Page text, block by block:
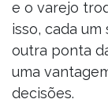
e o varejo
isso, cada
outra ponta
uma
decisões.